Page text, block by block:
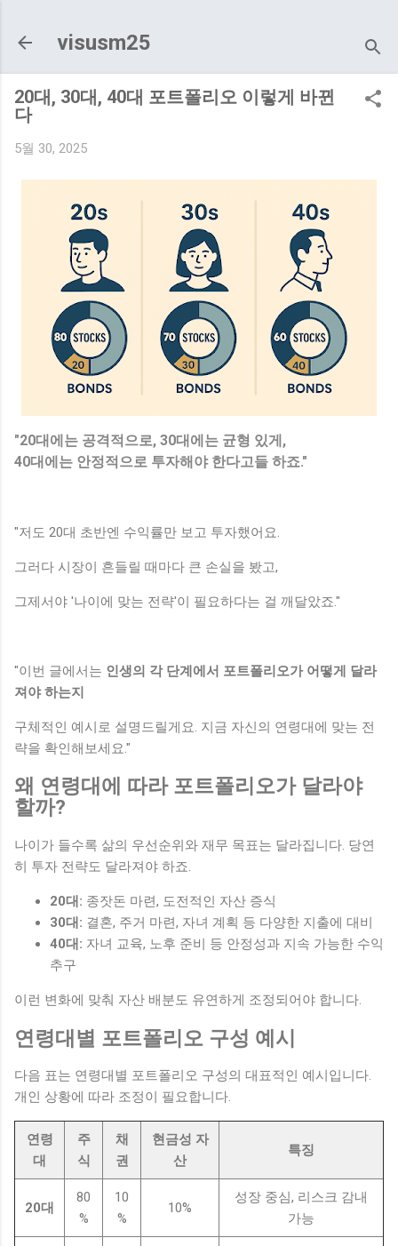
visusm25
20대, 30대, 40대 포트폴리오 이렇게 바뀐
다
5월 30, 2025
"20대에는 공격적으로, 30대에는 균형 있게,
40대에는 안정적으로 투자해야 한다고들 하죠."
"저도 20대 초반엔 수익률만 보고 투자했어요.
그러다 시장이 흔들릴 때마다 큰 손실을 봤고,
그제서야 '나이에 맞는 전략'이 필요하다는 걸 깨달았죠."
"이번 글에서는 인생의 각 단계에서 포트폴리오가 어떻게 달라
져야 하는지
구체적인 예시로 설명드릴게요. 지금 자신의 연령대에 맞는 전
략을 확인해보세요."
왜 연령대에 따라 포트폴리오가 달라야
할까?
나이가 들수록 삶의 우선순위와 재무 목표는 달라집니다. 당연
히 투자 전략도 달라져야 하죠.
20대: 종잣돈 마련, 도전적인 자산 증식
30대: 결혼, 주거 마련, 자녀 계획 등 다양한 지출에 대비
40대: 자녀 교육, 노후 준비 등 안정성과 지속 가능한 수익
추구
이런 변화에 맞춰 자산 배분도 유연하게 조정되어야 합니다.
연령대별 포트폴리오 구성 예시
다음 표는 연령대별 포트폴리오 구성의 대표적인 예시입니다.
개인 상황에 따라 조정이 필요합니다.
연령
대
주
식
채
권
현금성 자
산
특징
20대
80
%
10
%
10%
성장 중심, 리스크 감내
가능